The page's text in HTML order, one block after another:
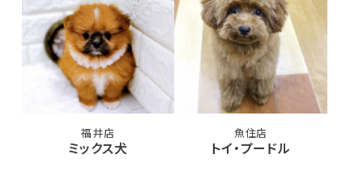
福井店
ミックス犬
魚住店
トイ・プードル